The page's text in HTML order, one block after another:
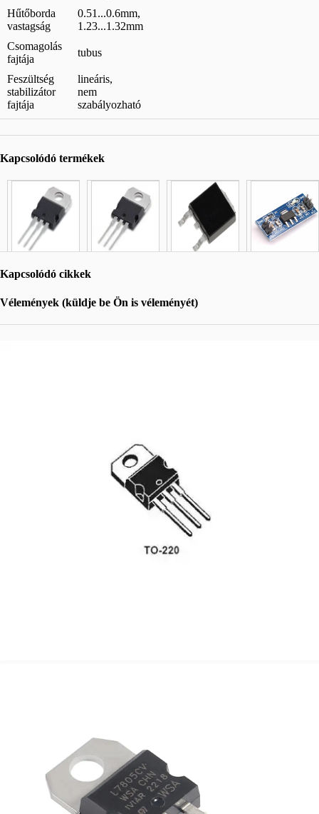
Hűtőborda
vastagság
0.51...0.6mm,
1.23...1.32mm
Csomagolás
fajtája
tubus
Feszültség
stabilizátor
fajtája
lineáris,
nem
szabályozható
Kapcsolódó termékek
Kapcsolódó cikkek
Vélemények (küldje be Ön is véleményét)